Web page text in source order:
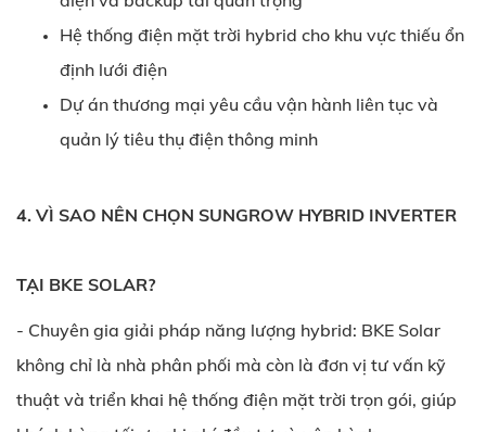
Hệ thống điện mặt trời hybrid cho khu vực thiếu ổn
định lưới điện
Dự án thương mại yêu cầu vận hành liên tục và
quản lý tiêu thụ điện thông minh
4. VÌ SAO NÊN CHỌN SUNGROW HYBRID INVERTER
TẠI BKE SOLAR?
- Chuyên gia giải pháp năng lượng hybrid: BKE Solar
không chỉ là nhà phân phối mà còn là đơn vị tư vấn kỹ
thuật và triển khai hệ thống điện mặt trời trọn gói, giúp